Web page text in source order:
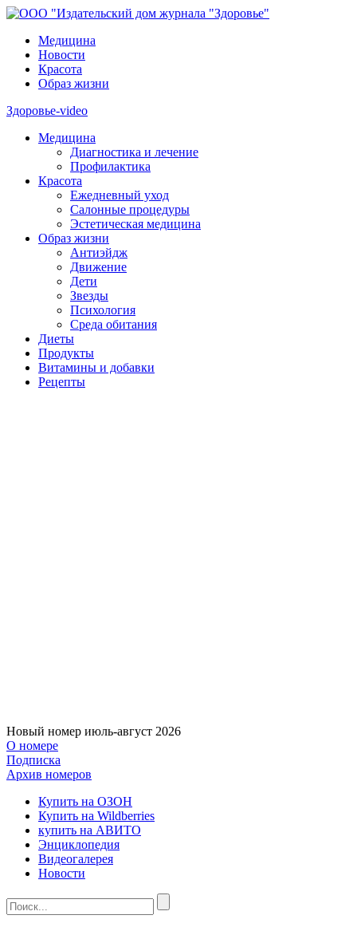
Медицина
Новости
Красота
Образ жизни
Здоровье-video
Медицина
Диагностика и лечение
Профилактика
Красота
Ежедневный уход
Салонные процедуры
Эстетическая медицина
Образ жизни
Антиэйдж
Движение
Дети
Звезды
Психология
Среда обитания
Диеты
Продукты
Витамины и добавки
Рецепты
Новый номер июль-август 2026
О номере
Подписка
Архив номеров
Купить на ОЗОН
Купить на Wildberries
купить на АВИТО
Энциклопедия
Видеогалерея
Новости